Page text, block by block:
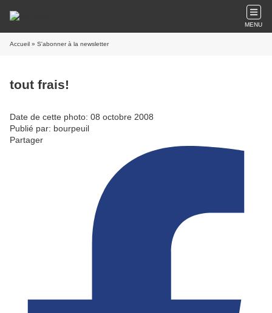
MENU
Accueil » S'abonner à la newsletter
tout frais!
Date de cette photo: 08 octobre 2008
Publié par: bourpeuil
Partager